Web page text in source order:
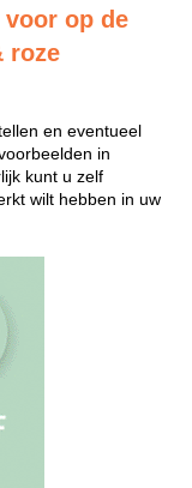
op de
roze
en eventueel
in
kunt u zelf
wilt hebben in uw